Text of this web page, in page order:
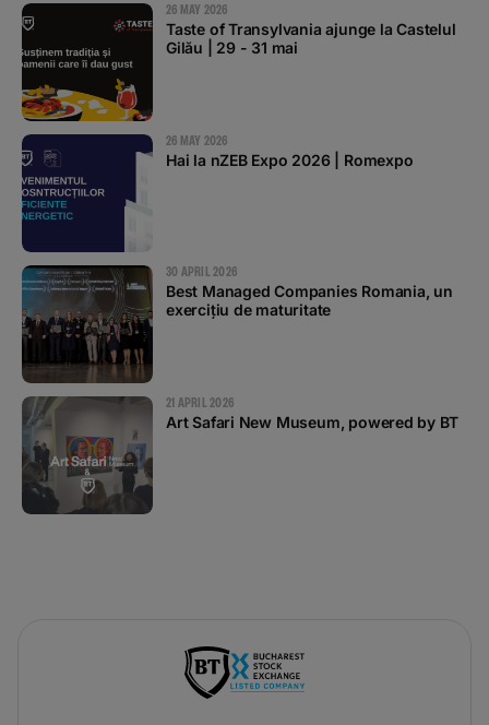
26 MAY 2026
Taste of Transylvania ajunge la Castelul
Gilău | 29 - 31 mai
26 MAY 2026
Hai la nZEB Expo 2026 | Romexpo
30 APRIL 2026
Best Managed Companies Romania, un
exercițiu de maturitate
21 APRIL 2026
Art Safari New Museum, powered by BT